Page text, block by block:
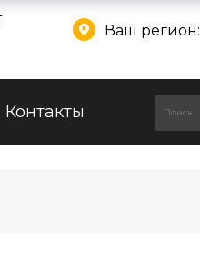
Ваш регион:
Контакты